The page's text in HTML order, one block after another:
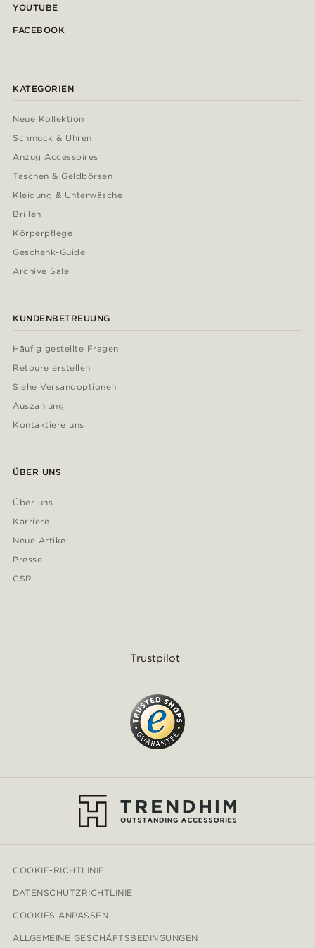
YOUTUBE
FACEBOOK
KATEGORIEN
Neue Kollektion
Schmuck & Uhren
Anzug Accessoires
Taschen & Geldbörsen
Kleidung & Unterwäsche
Brillen
Körperpflege
Geschenk-Guide
Archive Sale
KUNDENBETREUUNG
Häufig gestellte Fragen
Retoure erstellen
Siehe Versandoptionen
Auszahlung
Kontaktiere uns
ÜBER UNS
Über uns
Karriere
Neue Artikel
Presse
CSR
Trustpilot
COOKIE-RICHTLINIE
DATENSCHUTZRICHTLINIE
COOKIES ANPASSEN
ALLGEMEINE GESCHÄFTSBEDINGUNGEN